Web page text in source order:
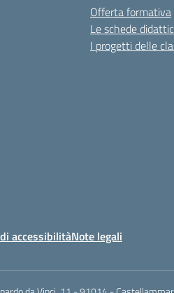
Offerta formativa
Le schede
I progetti delle
accessibilitàNote legali